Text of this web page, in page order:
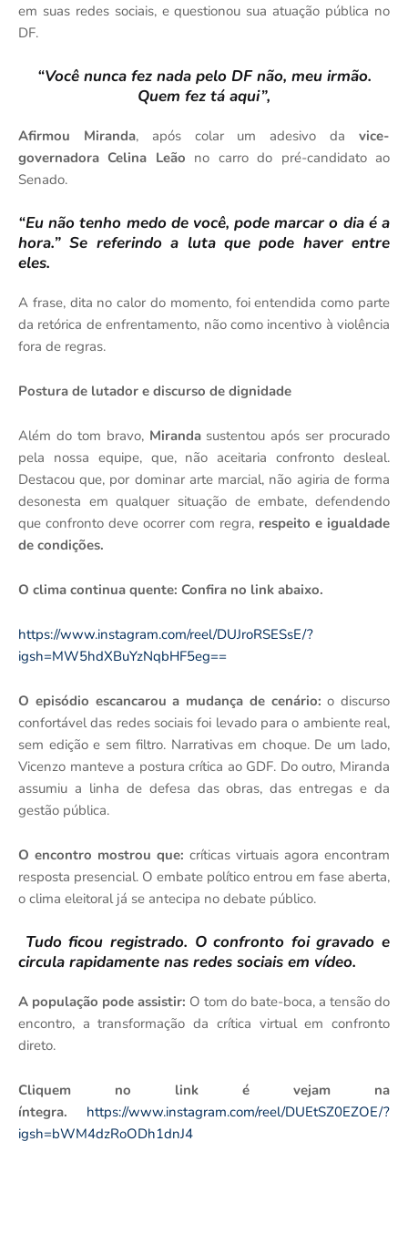
em suas redes sociais, e questionou sua atuação pública no
DF.
“Você nunca fez nada pelo DF não, meu irmão.
Quem fez tá aqui”,
Afirmou Miranda, após colar um adesivo da vice-
governadora Celina Leão no carro do pré-candidato ao
Senado.
“Eu não tenho medo de você, pode marcar o dia é a
hora.” Se referindo a luta que pode haver entre
eles.
A frase, dita no calor do momento, foi entendida como parte
da retórica de enfrentamento, não como incentivo à violência
fora de regras.
Postura de lutador e discurso de dignidade
Além do tom bravo, Mirandasustentou após ser procurado
pela nossa equipe, que, não aceitaria confronto desleal.
Destacou que, por dominar arte marcial, não agiria de forma
desonesta em qualquer situação de embate, defendendo
que confronto deve ocorrer com regra, respeito e igualdade
de condições.
O clima continua quente: Confira no link abaixo.
https://www.instagram.com/reel/DUJroRSESsE/?
igsh=MW5hdXBuYzNqbHF5eg==
O episódio escancarou a mudança de cenário: o discurso
confortável das redes sociais foi levado para o ambiente real,
sem edição e sem filtro. Narrativas em choque. De um lado,
Vicenzo manteve a postura crítica ao GDF. Do outro, Miranda
assumiu a linha de defesa das obras, das entregas e da
gestão pública.
O encontro mostrou que: críticas virtuais agora encontram
resposta presencial. O embate político entrou em fase aberta,
o clima eleitoral já se antecipa no debate público.
Tudo ficou registrado. O confronto foi gravado e
circula rapidamente nas redes sociais em vídeo.
A população pode assistir: O tom do bate-boca, a tensão do
encontro, a transformação da crítica virtual em confronto
direto.
Cliquem no link é vejam na
íntegra.
https://www.instagram.com/reel/DUEtSZ0EZOE/?
igsh=bWM4dzRoODh1dnJ4